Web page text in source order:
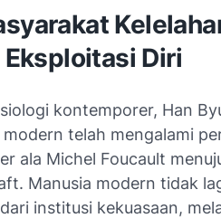
Diri
kontemporer, Han
telah mengalami
ala Michel Foucault
. Manusia modern tidak
institusi kekuasaan,